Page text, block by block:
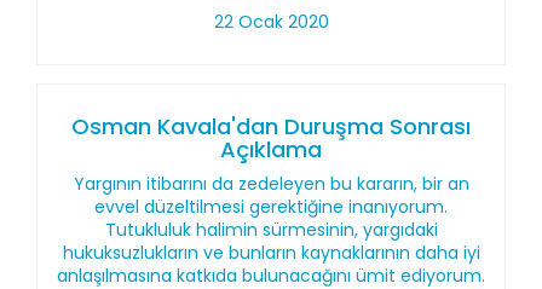
22 Ocak 2020
Osman Kavala'dan Duruşma Sonrası
Açıklama
Yargının itibarını da zedeleyen bu kararın, bir an
evvel düzeltilmesi gerektiğine inanıyorum.
Tutukluluk halimin sürmesinin, yargıdaki
hukuksuzlukların ve bunların kaynaklarının daha iyi
anlaşılmasına katkıda bulunacağını ümit ediyorum.